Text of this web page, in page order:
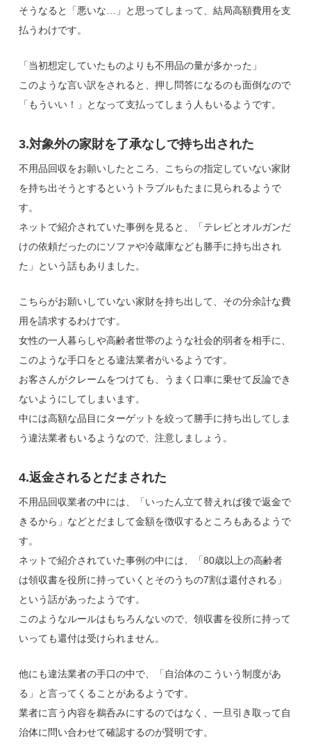
そうなると「悪いな…」と思ってしまって、結局高額費用を支
払うわけです。
「当初想定していたものよりも不用品の量が多かった」
このような言い訳をされると、押し問答になるのも面倒なので
「もういい！」となって支払ってしまう人もいるようです。
3.対象外の家財を了承なしで持ち出された
不用品回収をお願いしたところ、こちらの指定していない家財
を持ち出そうとするというトラブルもたまに見られるようで
す。
ネットで紹介されていた事例を見ると、「テレビとオルガンだ
けの依頼だったのにソファや冷蔵庫なども勝手に持ち出され
た」という話もありました。
こちらがお願いしていない家財を持ち出して、その分余計な費
用を請求するわけです。
女性の一人暮らしや高齢者世帯のような社会的弱者を相手に、
このような手口をとる違法業者がいるようです。
お客さんがクレームをつけても、うまく口車に乗せて反論でき
ないようにしてしまいます。
中には高額な品目にターゲットを絞って勝手に持ち出してしま
う違法業者もいるようなので、注意しましょう。
4.返金されるとだまされた
不用品回収業者の中には、「いったん立て替えれば後で返金で
きるから」などとだまして金額を徴収するところもあるようで
す。
ネットで紹介されていた事例の中には、「80歳以上の高齢者
は領収書を役所に持っていくとそのうちの7割は還付される」
という話があったようです。
このようなルールはもちろんないので、領収書を役所に持って
いっても還付は受けられません。
他にも違法業者の手口の中で、「自治体のこういう制度があ
る」と言ってくることがあるようです。
業者に言う内容を鵜呑みにするのではなく、一旦引き取って自
治体に問い合わせて確認するのが賢明です。